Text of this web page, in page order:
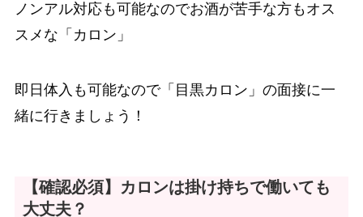
ノンアル対応も可能なのでお酒が苦手な方もオス
スメな「カロン」
即日体入も可能なので「目黒カロン」の面接に一
緒に行きましょう！
【確認必須】カロンは掛け持ちで働いても
大丈夫？